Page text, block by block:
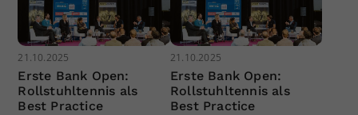
21.10.2025
Erste Bank Open:
Rollstuhltennis als
Best Practice
21.10.2025
Erste Bank Open:
Rollstuhltennis als
Best Practice